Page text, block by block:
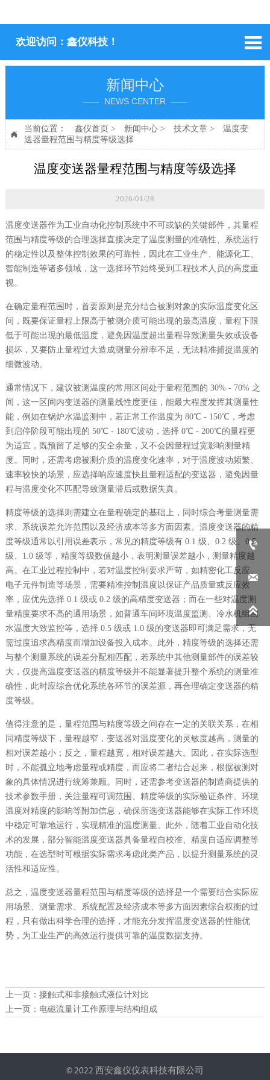
欢迎访问：鑫仪科技！ 
新闻中心
—— NEWS CENTER ——

当前位置： 鑫仪首页 > 新闻中心> 技术文章>
温度变
送器量程范围与精度等级选择
温度变送器量程范围与精度等级选择
2026/01/28
温度变送器作为工业自动化控制系统中不可或缺的关键部件，其量程
范围与精度等级的合理选择直接决定了温度测量的准确性、系统运行
的稳定性以及整体控制效果的可靠性，因此在工业生产、能源化工、
智能制造等诸多领域，这一选择环节始终受到工程技术人员的高度重
视。
在确定量程范围时，首要原则是充分结合被测对象的实际温度变化区
间，既要保证量程上限高于被测介质可能出现的最高温度，量程下限
低于可能出现的最低温度，避免因温度超出量程导致测量失效或设备
损坏，又要防止量程过大造成测量分辨率不足，无法精准捕捉温度的
细微波动。
通常情况下，建议被测温度的常用区间处于量程范围的 30% - 70% 之
间，这一区间内变送器的测量线性度更佳，能最大程度发挥其测量性
能，例如在锅炉水温监测中，若正常工作温度为 80℃ - 150℃，考虑
到启停阶段可能出现的 50℃ - 180℃波动，选择 0℃ - 200℃的量程更
为适宜，既预留了足够的安全余量，又不会因量程过宽影响测量精
度。同时，还需考虑被测介质的温度变化速率，对于温度波动频繁、
速率较快的场景，应选择响应速度快且量程适配的变送器，避免因量
程与温度变化不匹配导致测量滞后或数据失真。
精度等级的选择则需建立在量程确定的基础上，同时综合考量测量需
求、系统误差允许范围以及经济成本等多方面因素。温度变送器的精
度等级通常以引用误差表示，常见的精度等级有 0.1 级、0.2 级、0.5
级、1.0 级等，精度等级数值越小，表明测量误差越小，测量精度越
高。在工业过程控制中，若对温度控制要求严苛，如精密化工反应、
电子元件制造等场景，需要精准控制温度以保证产品质量或反应效
率，应优先选择 0.1 级或 0.2 级的高精度变送器；而在一些对温度测
量精度要求不高的通用场景，如普通车间环境温度监测、冷水机组回
水温度大致监控等，选择 0.5 级或 1.0 级的变送器即可满足需求，无
需过度追求高精度而增加设备投入成本。此外，精度等级的选择还需
与整个测量系统的误差分配相匹配，若系统中其他测量部件的误差较
大，仅提高温度变送器的精度等级并不能显著提升整个系统的测量准
确性，此时应综合优化系统各环节的误差源，再合理确定变送器的精
度等级。
值得注意的是，量程范围与精度等级之间存在一定的关联关系，在相
同精度等级下，量程越窄，变送器对温度变化的灵敏度越高，测量的
相对误差越小；反之，量程越宽，相对误差越大。因此，在实际选型
时，不能孤立地考虑量程或精度，而应将二者结合起来，根据被测对
象的具体情况进行统筹兼顾。同时，还需参考变送器的制造商提供的
技术参数手册，关注量程可调范围、精度等级的实际验证条件、环境
温度对精度的影响等附加信息，确保所选变送器能够在实际工作环境
中稳定可靠地运行，实现精准的温度测量。此外，随着工业自动化技
术的发展，部分智能温度变送器具备量程自校准、精度自适应调整等
功能，在选型时可根据实际需求考虑此类产品，以提升测量系统的灵
活性和适应性。
总之，温度变送器量程范围与精度等级的选择是一个需要结合实际应
用场景、测量需求、系统配置及经济成本等多方面因素综合权衡的过
程，只有做出科学合理的选择，才能充分发挥温度变送器的性能优
势，为工业生产的高效运行提供可靠的温度数据支持。
上一页： 接触式和非接触式液位计对比
上一页： 电磁流量计工作原理与结构组成
© 2022 西安鑫仪仪表科技有限公司


